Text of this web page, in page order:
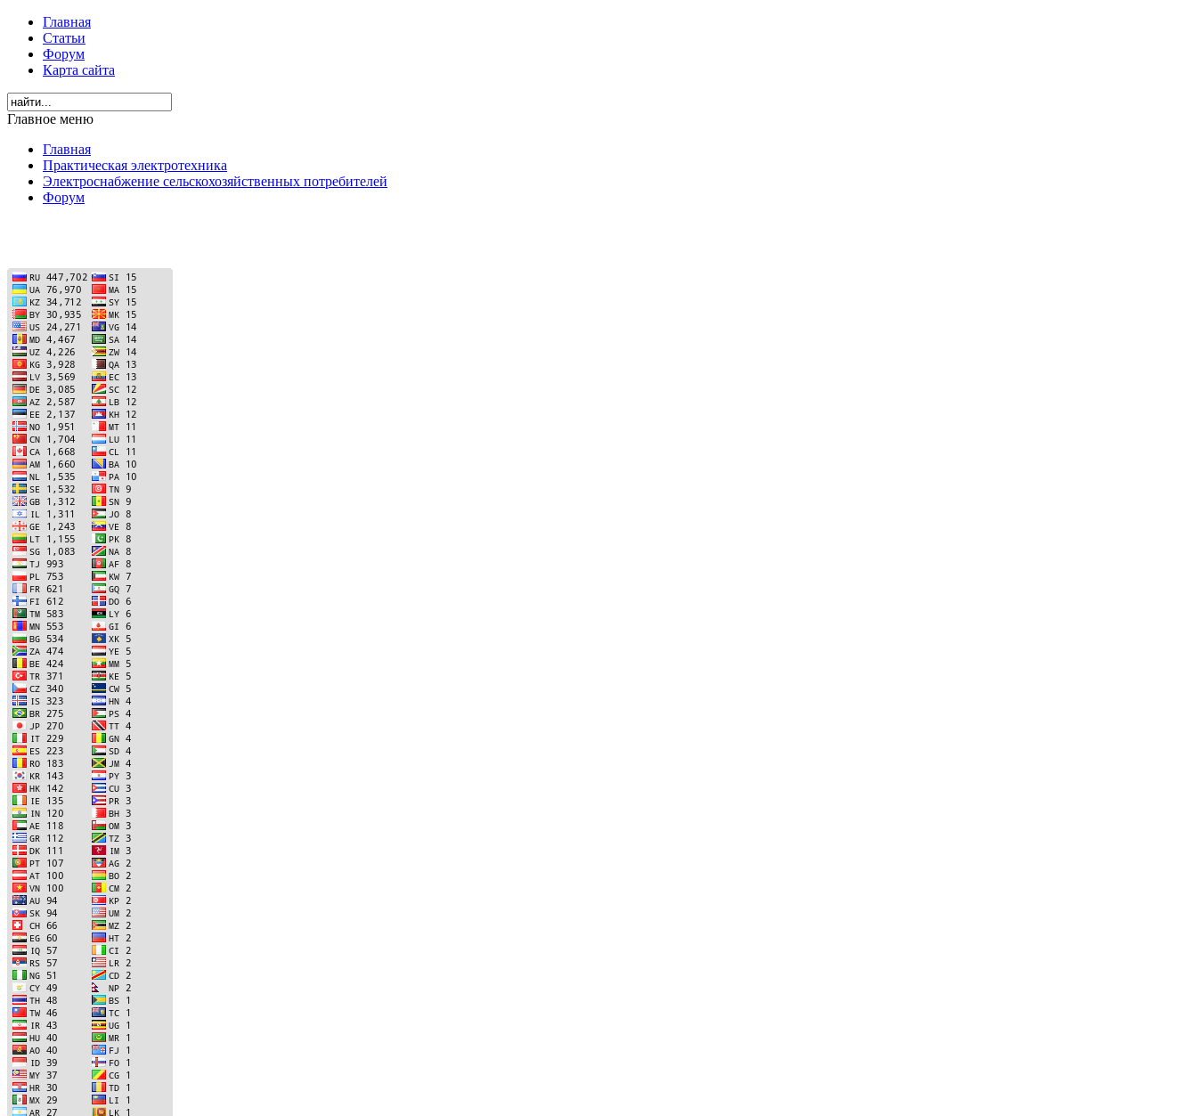
Главная
Статьи
Форум
Карта сайта
Главное меню
Главная
Практическая электротехника
Электроснабжение сельскохозяйственных потребителей
Форум